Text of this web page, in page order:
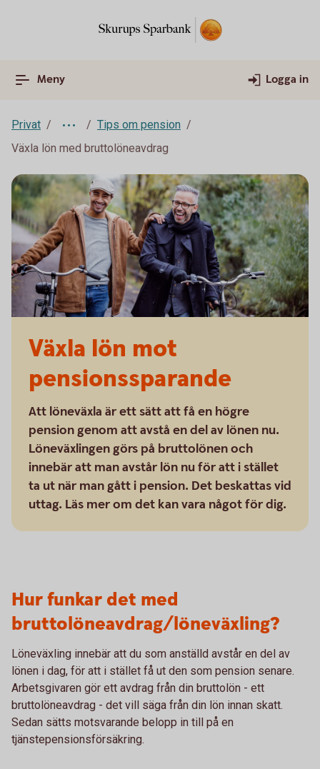
Meny Logga in
Privat
Tips om pension
Växla lön med bruttolöneavdrag
Växla lön mot
pensionssparande
Att löneväxla är ett sätt att få en högre
pension genom att avstå en del av lönen nu.
Löneväxlingen görs på bruttolönen och
innebär att man avstår lön nu för att i stället
ta ut när man gått i pension. Det beskattas vid
uttag. Läs mer om det kan vara något för dig.
Hur funkar det med
bruttolöneavdrag/löneväxling?
Löneväxling innebär att du som anställd avstår en del av
lönen i dag, för att i stället få ut den som pension senare.
Arbetsgivaren gör ett avdrag från din bruttolön - ett
bruttolöneavdrag - det vill säga från din lön innan skatt.
Sedan sätts motsvarande belopp in till på en
tjänstepensionsförsäkring.